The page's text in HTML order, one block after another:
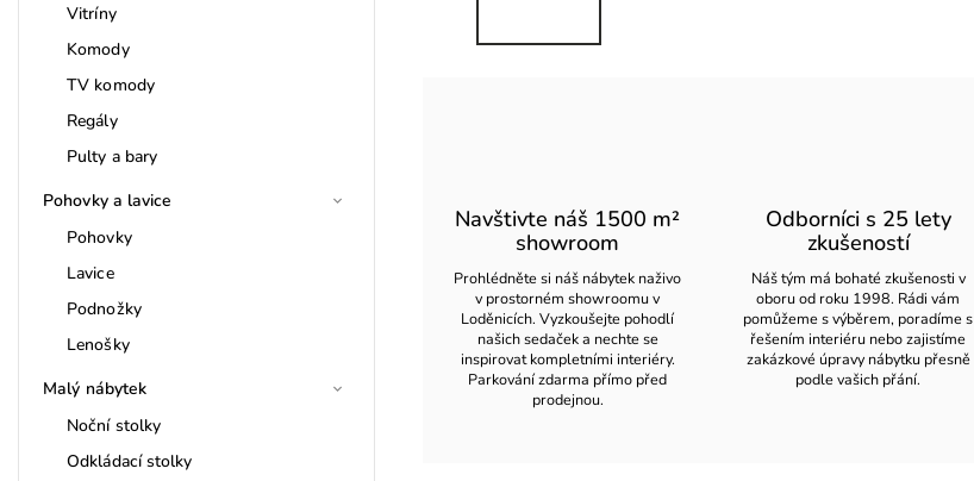
Vitríny
Komody
TV komody
Regály
Pulty a bary
Pohovky a lavice
Pohovky
Lavice
Podnožky
Lenošky
Malý nábytek
Noční stolky
Odkládací stolky
Navštivte náš 1500 m²
showroom
Prohlédněte si náš nábytek naživo
v prostorném showroomu v
Loděnicích. Vyzkoušejte pohodlí
našich sedaček a nechte se
inspirovat kompletními interiéry.
Parkování zdarma přímo před
prodejnou.
Odborníci s 25 lety
zkušeností
Náš tým má bohaté zkušenosti v
oboru od roku 1998. Rádi vám
pomůžeme s výběrem, poradíme s
řešením interiéru nebo zajistíme
zakázkové úpravy nábytku přesně
podle vašich přání.